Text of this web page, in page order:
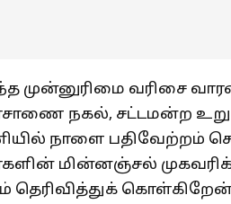
முன்னுரிமை வரிசை
நகல், சட்டமன்ற
நாளை பதிவேற்றம்
மின்னஞ்சல்
தெரிவித்துக் கொள்கிறேன்.